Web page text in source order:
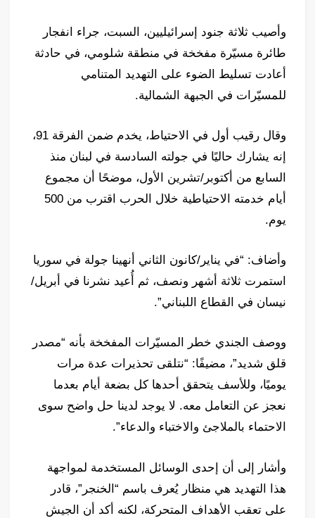
وأصيب ثلاثة جنود إسرائيليين، السبت، جراء انفجار
طائرة مسيّرة مفخخة في منطقة شلومي، في حادثة
أعادت تسليط الضوء على التهديد المتنامي
للمسيّرات في الجبهة الشمالية.
وقال رقيب أول في الاحتياط، يخدم ضمن الفرقة 91،
إنه يشارك حاليًا في جولته السادسة في لبنان منذ
السابع من أكتوبر/تشرين الأول، موضحًا أن مجموع
أيام خدمته الاحتياطية خلال الحرب اقترب من 500
يوم.
وأضاف: “في يناير/كانون الثاني أنهينا جولة في سوريا
استمرت ثلاثة أشهر ونصف، ثم أُعيد نشرنا في أبريل/
نيسان في القطاع اللبناني”.
ووصف الجندي خطر المسيّرات المفخخة بأنه “مصدر
قلق شديد”، مضيفًا: “نتلقى تحذيرات عدة مرات
يوميًا، وللأسف يتحقق أحدها كل بضعة أيام بعدما
نعجز عن التعامل معه. لا يوجد لدينا حل واضح سوى
الاحتماء بالملاجئ والاختباء والدعاء”.
وأشار إلى أن إحدى الوسائل المستخدمة لمواجهة
هذا التهديد هي منظار يُعرف باسم “الخنجر”، قادر
على تعقب الأهداف المتحركة، لكنه أكد أن الجيش